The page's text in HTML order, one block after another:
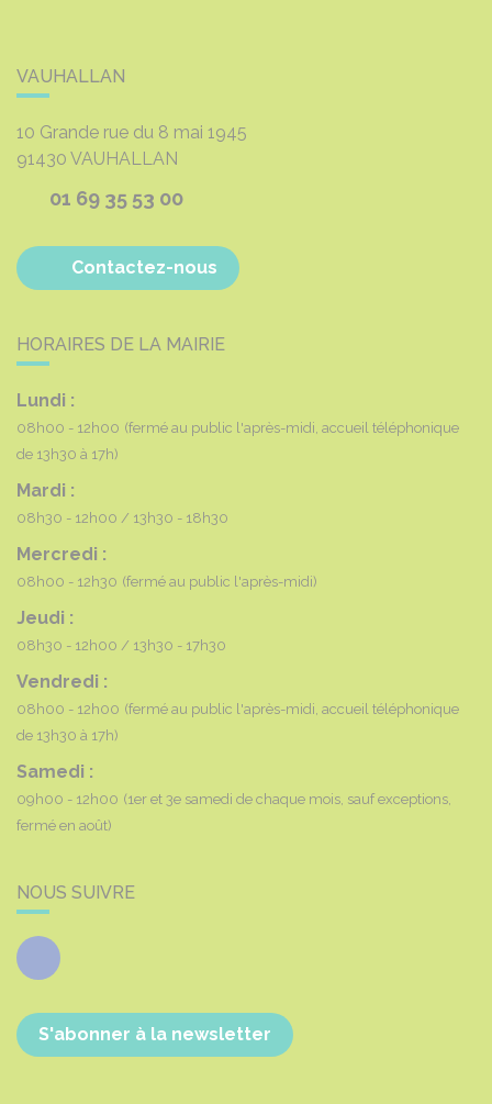
VAUHALLAN
10 Grande rue du 8 mai 1945
91430 VAUHALLAN
01 69 35 53 00
Contactez-nous
HORAIRES DE LA MAIRIE
Lundi :
08h00 - 12h00 (fermé au public l'après-midi, accueil téléphonique
de 13h30 à 17h)
Mardi :
08h30 - 12h00 13h30 - 18h30
Mercredi :
08h00 - 12h30 (fermé au public l'après-midi)
Jeudi :
08h30 - 12h00 13h30 - 17h30
Vendredi :
08h00 - 12h00 (fermé au public l'après-midi, accueil téléphonique
de 13h30 à 17h)
Samedi :
09h00 - 12h00 (1er et 3e samedi de chaque mois, sauf exceptions,
fermé en août)
NOUS SUIVRE
Facebook
S'abonner à la newsletter